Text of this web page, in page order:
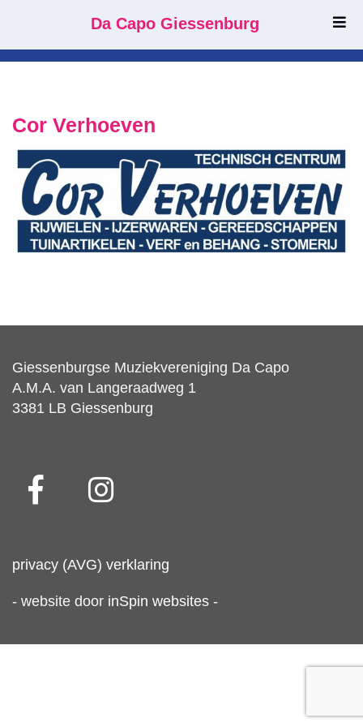
Da Capo Giessenburg
Cor Verhoeven
Giessenburgse Muziekvereniging Da Capo
A.M.A. van Langeraadweg 1
3381 LB Giessenburg
privacy (AVG) verklaring
- website door inSpin websites -